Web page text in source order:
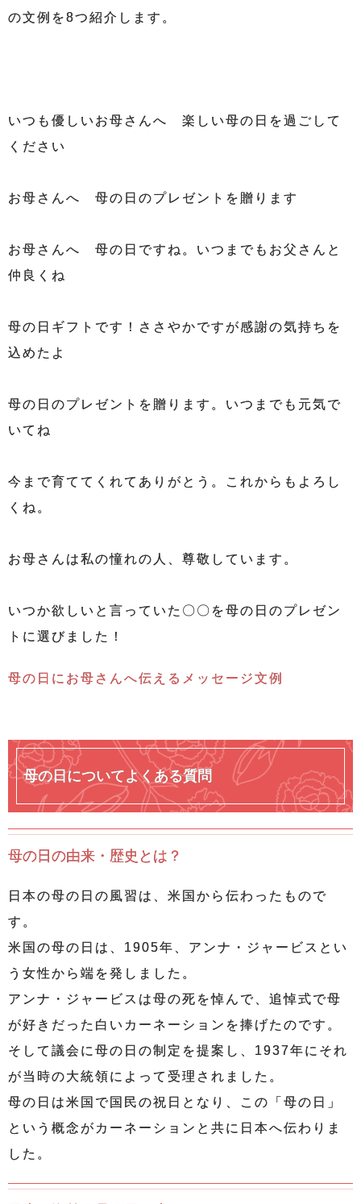
の文例を8つ紹介します。
いつも優しいお母さんへ 楽しい母の日を過ごして
ください
お母さんへ 母の日のプレゼントを贈ります
お母さんへ 母の日ですね。いつまでもお父さんと
仲良くね
母の日ギフトです！ささやかですが感謝の気持ちを
込めたよ
母の日のプレゼントを贈ります。いつまでも元気で
いてね
今まで育ててくれてありがとう。これからもよろし
くね。
お母さんは私の憧れの人、尊敬しています。
いつか欲しいと言っていた〇〇を母の日のプレゼン
トに選びました！
母の日にお母さんへ伝えるメッセージ文例
母の日についてよくある質問
母の日の由来・歴史とは？
日本の母の日の風習は、米国から伝わったもので
す。
米国の母の日は、1905年、アンナ・ジャービスとい
う女性から端を発しました。
アンナ・ジャービスは母の死を悼んで、追悼式で母
が好きだった白いカーネーションを捧げたのです。
そして議会に母の日の制定を提案し、1937年にそれ
が当時の大統領によって受理されました。
母の日は米国で国民の祝日となり、この「母の日」
という概念がカーネーションと共に日本へ伝わりま
した。